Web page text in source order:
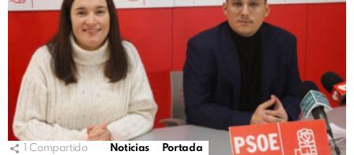
Compartido Noticias Portada